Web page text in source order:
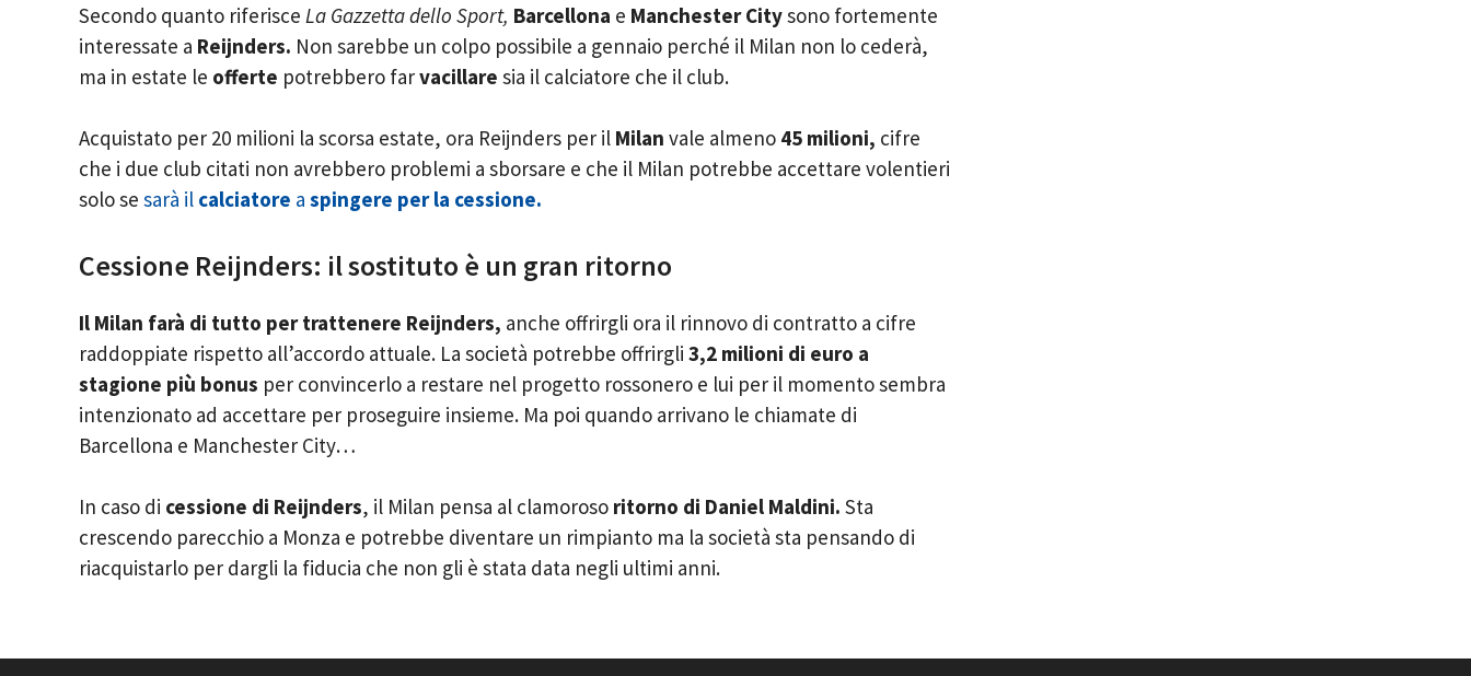
Secondo quanto riferisce La Gazzetta dello Sport, Barcellona e Manchester Citysono fortemente
interessate a Reijnders. Non sarebbe un colpo possibile a gennaio perché il Milan non lo cederà,
ma in estate le offerte potrebbero farvacillare sia il calciatore che il club.
Acquistato per 20 milioni la scorsa estate, ora Reijnders per il Milan vale almeno 45 milioni, cifre
che i due club citati non avrebbero problemi a sborsare e che il Milan potrebbe accettare volentieri
solo se sarà il calciatore a spingere per la cessione.
Cessione Reijnders: il sostituto è un gran ritorno
Il Milan farà di tutto per trattenere Reijnders, anche offrirgli ora il rinnovo di contratto a cifre
raddoppiate rispetto all’accordo attuale. La società potrebbe offrirgli 3,2 milioni di euro a
stagione più bonus per convincerlo a restare nel progetto rossonero e lui per il momento sembra
intenzionato ad accettare per proseguire insieme. Ma poi quando arrivano le chiamate di
Barcellona e Manchester City…
In caso di cessione di Reijnders, il Milan pensa al clamoroso ritorno di Daniel Maldini. Sta
crescendo parecchio a Monza e potrebbe diventare un rimpianto ma la società sta pensando di
riacquistarlo per dargli la fiducia che non gli è stata data negli ultimi anni.